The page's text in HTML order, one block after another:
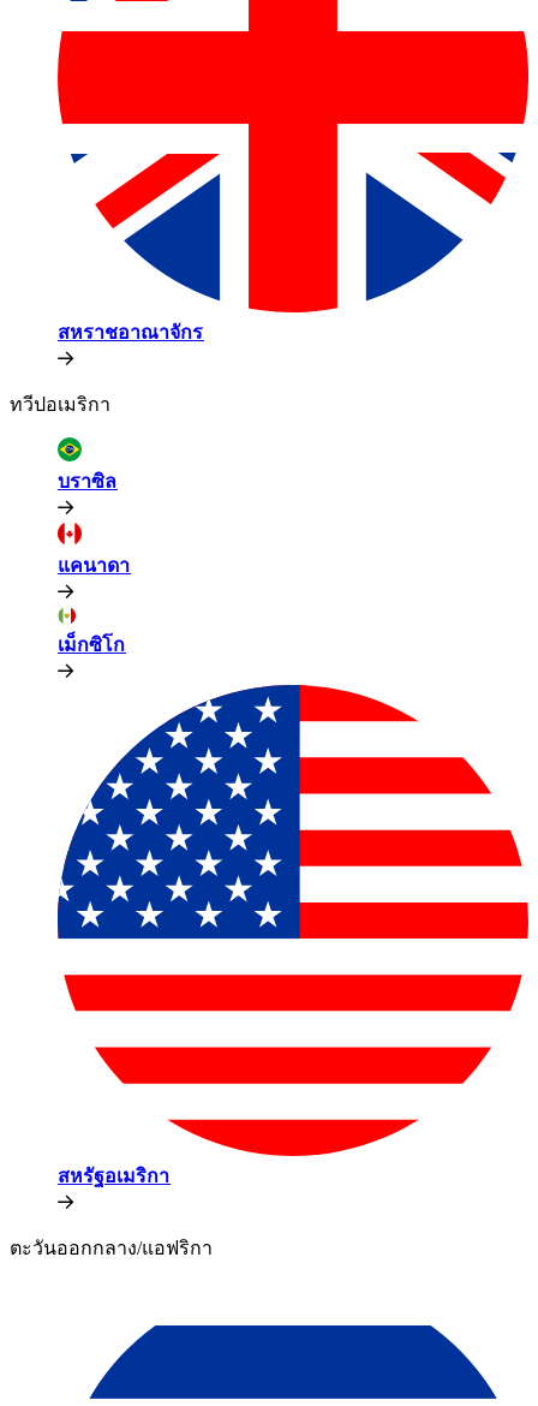
สหราชอาณาจักร​​
ทวีปอเมริกา​​
บราซิล​​
แคนาดา​​
เม็กซิโก​​
สหรัฐอเมริกา​​
ตะวันออกกลาง/แอฟริกา​​